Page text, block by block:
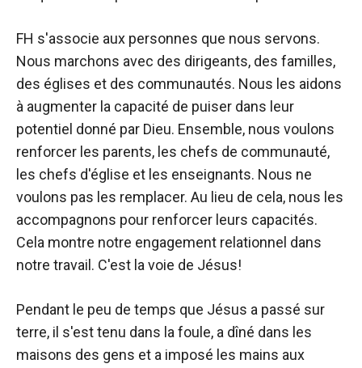
FH s'associe aux personnes que nous servons.
Nous marchons avec des dirigeants, des familles,
des églises et des communautés. Nous les aidons
à augmenter la capacité de puiser dans leur
potentiel donné par Dieu. Ensemble, nous voulons
renforcer les parents, les chefs de communauté,
les chefs d'église et les enseignants. Nous ne
voulons pas les remplacer. Au lieu de cela, nous les
accompagnons pour renforcer leurs capacités.
Cela montre notre engagement relationnel dans
notre travail. C'est la voie de Jésus!
Pendant le peu de temps que Jésus a passé sur
terre, il s'est tenu dans la foule, a dîné dans les
maisons des gens et a imposé les mains aux